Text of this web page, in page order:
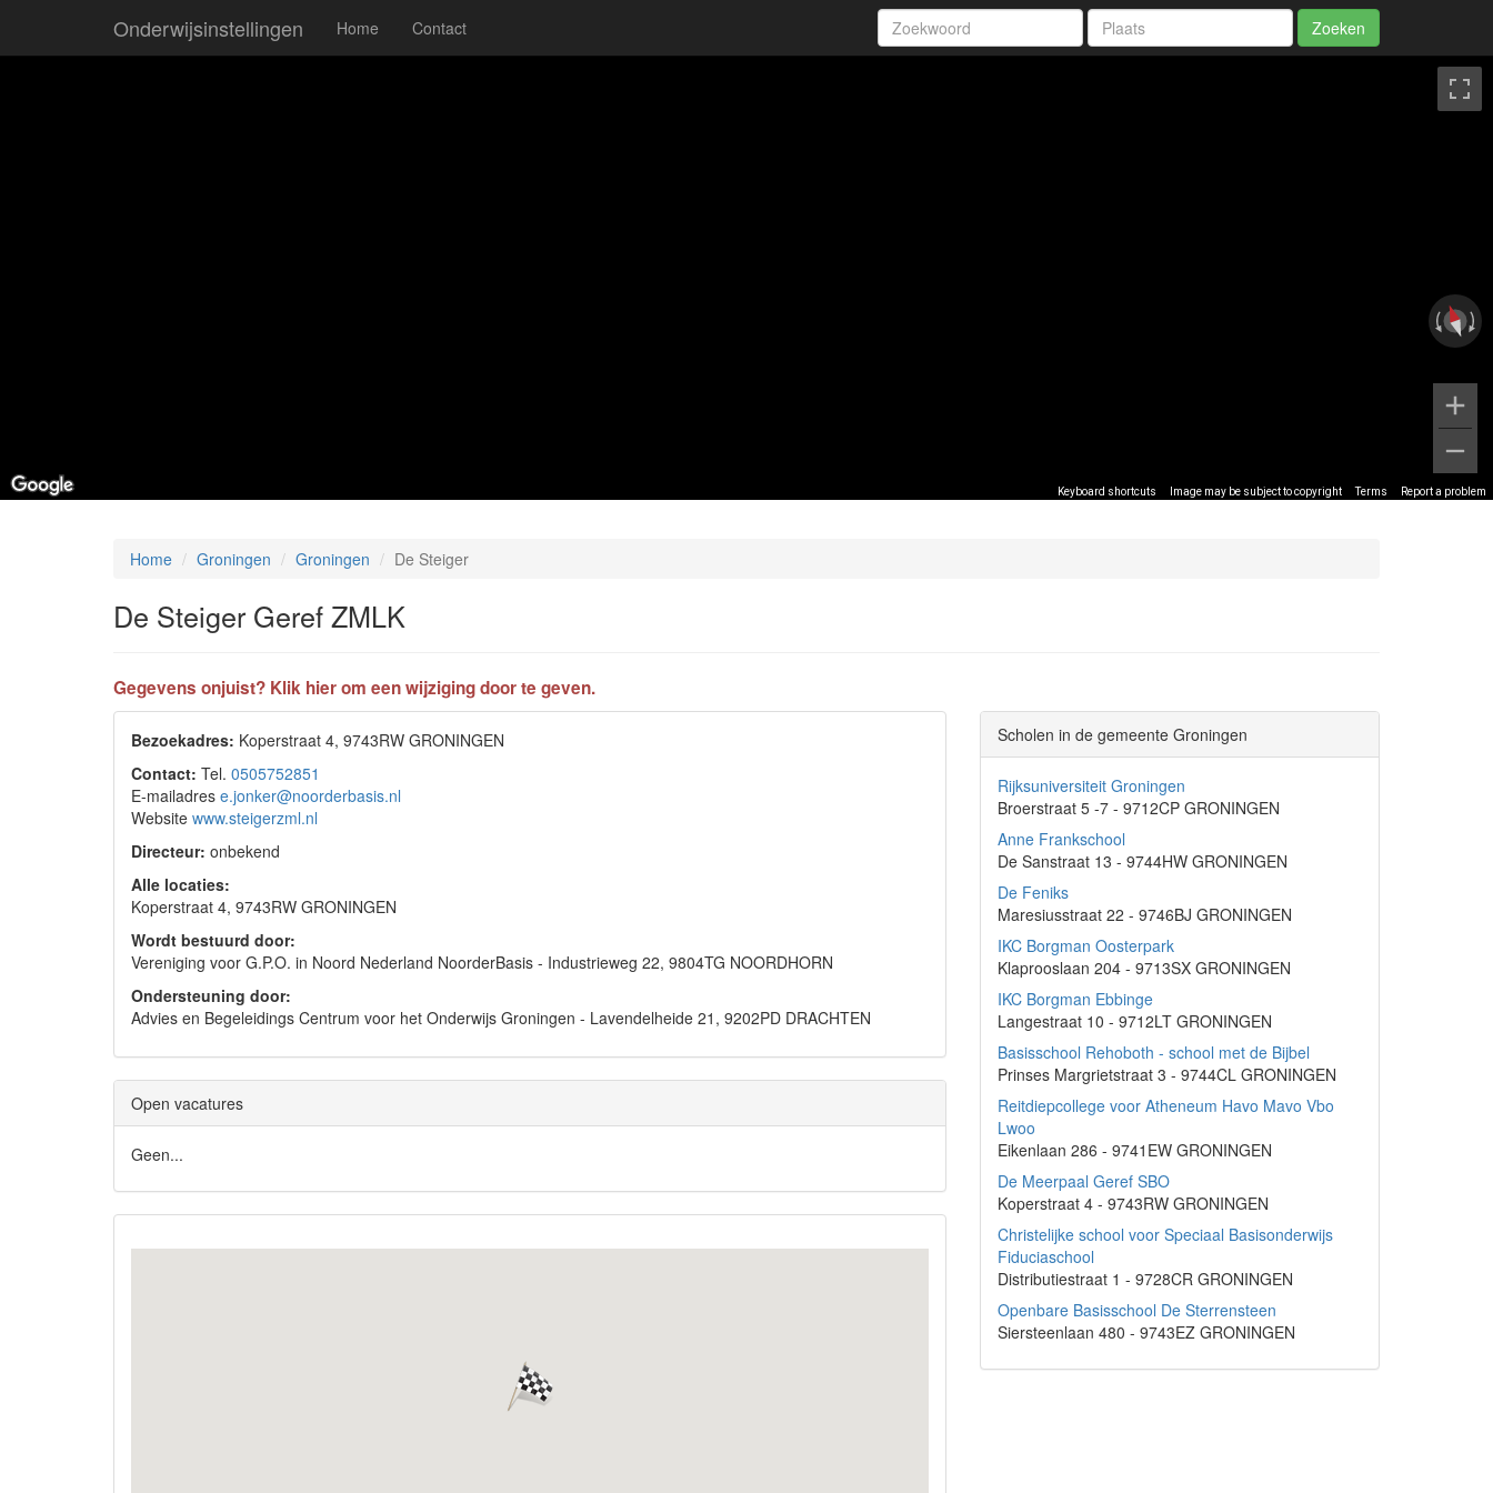
Onderwijsinstellingen Home Contact Zoeken
Keyboard shortcuts Image may be subject to copyright Terms Report a problem
Home Groningen Groningen De Steiger
De Steiger Geref ZMLK
Gegevens onjuist? Klik hier om een wijziging door te geven.
Bezoekadres: Koperstraat 4, 9743RW GRONINGEN
Contact: Tel. 0505752851
E-mailadres e.jonker@noorderbasis.nl
Website www.steigerzml.nl
Directeur: onbekend
Alle locaties:
Koperstraat 4, 9743RW GRONINGEN
Wordt bestuurd door:
Vereniging voor G.P.O. in Noord Nederland NoorderBasis - Industrieweg 22, 9804TG NOORDHORN
Ondersteuning door:
Advies en Begeleidings Centrum voor het Onderwijs Groningen - Lavendelheide 21, 9202PD DRACHTEN
Open vacatures
Geen...
Scholen in de gemeente Groningen
Rijksuniversiteit Groningen
Broerstraat 5 -7 - 9712CP GRONINGEN
Anne Frankschool
De Sanstraat 13 - 9744HW GRONINGEN
De Feniks
Maresiusstraat 22 - 9746BJ GRONINGEN
IKC Borgman Oosterpark
Klaprooslaan 204 - 9713SX GRONINGEN
IKC Borgman Ebbinge
Langestraat 10 - 9712LT GRONINGEN
Basisschool Rehoboth - school met de Bijbel
Prinses Margrietstraat 3 - 9744CL GRONINGEN
Reitdiepcollege voor Atheneum Havo Mavo Vbo
Lwoo
Eikenlaan 286 - 9741EW GRONINGEN
De Meerpaal Geref SBO
Koperstraat 4 - 9743RW GRONINGEN
Christelijke school voor Speciaal Basisonderwijs
Fiduciaschool
Distributiestraat 1 - 9728CR GRONINGEN
Openbare Basisschool De Sterrensteen
Siersteenlaan 480 - 9743EZ GRONINGEN